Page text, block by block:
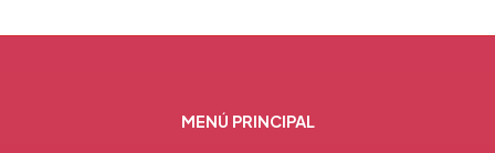
MENÚ PRINCIPAL